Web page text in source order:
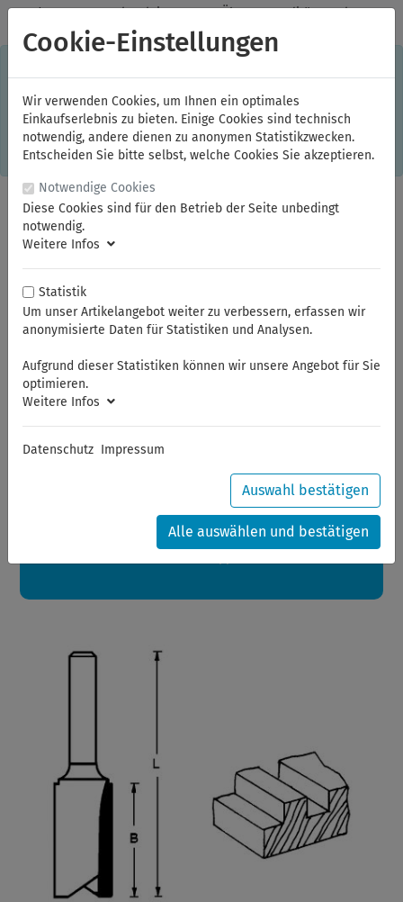
✓Jeden Monat starke Aktionen ✓Über 20 Qualitätsmarken ✓
Kostenlose Lieferung im Inland ab 150,00 Euro Bruttowarenwert
Einkaufserlebnis. Dabei werden beispielsweise die Session-
Informationen oder die Spracheinstellung auf Ihrem Rechner
gespeichert. Ohne Cookies ist der Funktionsumfang des
Online-Shops eingeschränkt. Sind Sie damit nicht
einverstanden, klicken Sie bitte hier.
Sommerferien
Sehr geehrte Kunden,
Ihre Bestellungen in diesem Zeitraum werden ab dem
24.08.2026 verschickt.
Eine schöne Sommerpause
Cookie-Einstellungen
Wir verwenden Cookies, um Ihnen ein optimales
Einkaufserlebnis zu bieten. Einige Cookies sind technisch
notwendig, andere dienen zu anonymen Statistikzwecken.
Entscheiden Sie bitte selbst, welche Cookies Sie akzeptieren.
Notwendige Cookies
Diese Cookies sind für den Betrieb der Seite unbedingt
notwendig.
Weitere Infos
Statistik
Um unser Artikelangebot weiter zu verbessern, erfassen wir
anonymisierte Daten für Statistiken und Analysen.
Aufgrund dieser Statistiken können wir unsere Angebot für Sie
optimieren.
Weitere Infos
Datenschutz Impressum
Auswahl bestätigen
Alle auswählen und bestätigen